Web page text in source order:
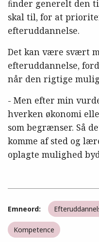
ﬁnder generelt den
skal til, for at
efteruddannelse.
Det kan være svært
efteruddannelse,
når den rigtige
- Men efter min
hverken økonomi
som begrænser. Så
komme af sted og
oplagte mulighed
Emneord:
Kompetence